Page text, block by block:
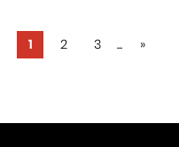
1 2 3 ... »